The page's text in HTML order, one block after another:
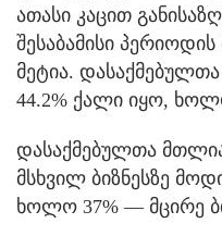
ათასი კაცით
შესაბამისი
მეტია.
44.2% ქალი იყო,
დასაქმებულთა
მსხვილ ბიზნესზე
ხოლო 37% — მცირე